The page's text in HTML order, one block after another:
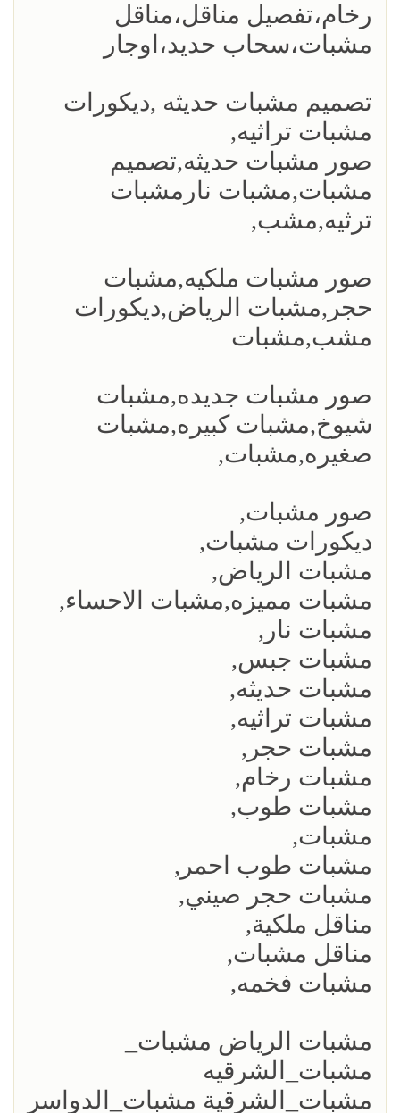
رخام،تفصيل مناقل،مناقل
مشبات،سحاب حديد،اوجار
تصميم مشبات حديثه ,ديكورات
مشبات تراثيه,
صور مشبات حديثه,تصميم
مشبات,مشبات نارمشبات
ترثيه,مشب,
صور مشبات ملكيه,مشبات
حجر,مشبات الرياض,ديكورات
مشب,مشبات
صور مشبات جديده,مشبات
شيوخ,مشبات كبيره,مشبات
صغيره,مشبات,
صور مشبات,
ديكورات مشبات,
مشبات الرياض,
مشبات مميزه,مشبات الاحساء,
مشبات نار,
مشبات جبس,
مشبات حديثه,
مشبات تراثيه,
مشبات حجر,
مشبات رخام,
مشبات طوب,
مشبات,
مشبات طوب احمر,
مشبات حجر صيني,
مناقل ملكية,
مناقل مشبات,
مشبات فخمه,
مشبات الرياض مشبات_
مشبات_الشرقيه
مشبات_الشرقية مشبات_الدواسر